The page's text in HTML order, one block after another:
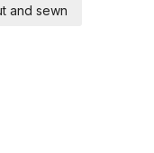
and sewn